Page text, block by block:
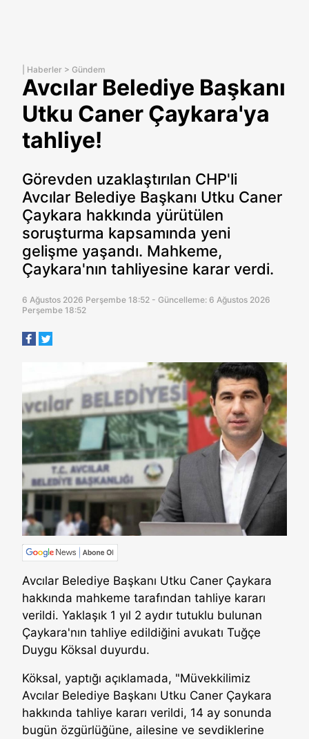
Haberler > Gündem
Avcılar Belediye Başkanı
Utku Caner Çaykara'ya
tahliye!
Görevden uzaklaştırılan CHP'li
Avcılar Belediye Başkanı Utku Caner
Çaykara hakkında yürütülen
soruşturma kapsamında yeni
gelişme yaşandı. Mahkeme,
Çaykara'nın tahliyesine karar verdi.
6 Ağustos 2026 Perşembe 18:52 - Güncelleme: 6 Ağustos 2026
Perşembe 18:52
Avcılar Belediye Başkanı Utku Caner Çaykara
hakkında mahkeme tarafından tahliye kararı
verildi. Yaklaşık 1 yıl 2 aydır tutuklu bulunan
Çaykara'nın tahliye edildiğini avukatı Tuğçe
Duygu Köksal duyurdu.
Köksal, yaptığı açıklamada, "Müvekkilimiz
Avcılar Belediye Başkanı Utku Caner Çaykara
hakkında tahliye kararı verildi, 14 ay sonunda
bugün özgürlüğüne, ailesine ve sevdiklerine